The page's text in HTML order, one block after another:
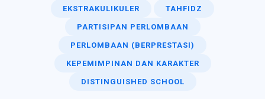
EKSTRAKULIKULER TAHFIDZ
PARTISIPAN PERLOMBAAN
PERLOMBAAN (BERPRESTASI)
KEPEMIMPINAN DAN KARAKTER
DISTINGUISHED SCHOOL